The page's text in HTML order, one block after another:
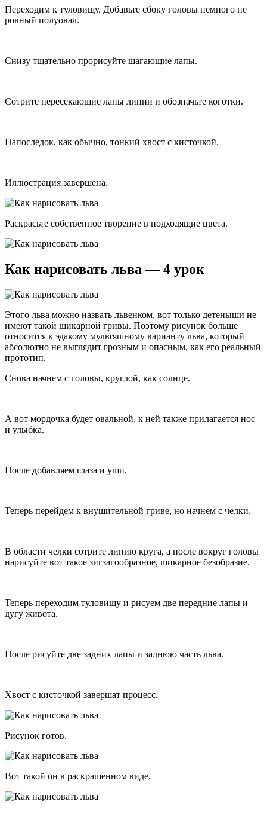
Переходим к туловищу. Добавьте сбоку головы немного не
ровный полуовал.
Снизу тщательно прорисуйте шагающие лапы.
Сотрите пересекающие лапы линии и обозначьте коготки.
Напоследок, как обычно, тонкий хвост с кисточкой.
Иллюстрация завершена.
Раскрасьте собственное творение в подходящие цвета.
Как нарисовать льва — 4 урок
Этого льва можно назвать львенком, вот только детеныши не
имеют такой шикарной гривы. Поэтому рисунок больше
относится к эдакому мультяшному варианту льва, который
абсолютно не выглядит грозным и опасным, как его реальный
прототип.
Снова начнем с головы, круглой, как солнце.
А вот мордочка будет овальной, к ней также прилагается нос
и улыбка.
После добавляем глаза и уши.
Теперь перейдем к внушительной гриве, но начнем с челки.
В области челки сотрите линию круга, а после вокруг головы
нарисуйте вот такое зигзагообразное, шикарное безобразие.
Теперь переходим туловищу и рисуем две передние лапы и
дугу живота.
После рисуйте две задних лапы и заднюю часть льва.
Хвост с кисточкой завершат процесс.
Рисунок готов.
Вот такой он в раскрашенном виде.